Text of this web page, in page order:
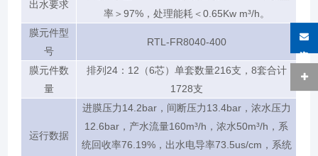
出水要求
率＞97%，处理能耗＜0.65Kw m³/h。
膜元件型
号
RTL-FR8040-400
膜元件数
量
排列24：12（6芯）单套数量216支，8套合计
1728支
运行数据
进膜压力14.2bar，间断压力13.4bar，浓水压力
12.6bar，产水流量160m³/h，浓水50m³/h，系
统回收率76.19%，出水电导率73.5us/cm，系统